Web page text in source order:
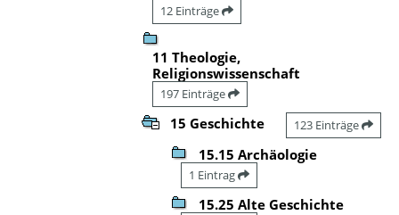
12 Einträge
11 Theologie,
Religionswissenschaft
197 Einträge
15 Geschichte 123 Einträge
15.15 Archäologie
1 Eintrag
15.25 Alte Geschichte